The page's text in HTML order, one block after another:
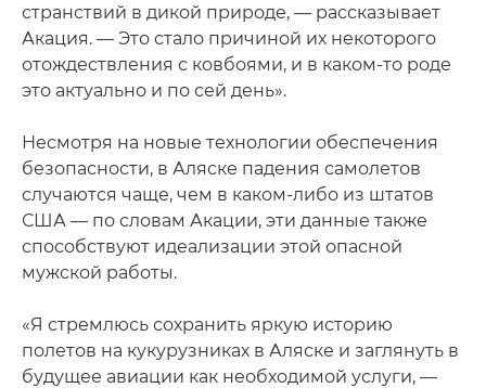
странствий в дикой природе, — рассказывает
Акация. — Это стало причиной их некоторого
отождествления с ковбоями, и в каком-то роде
это актуально и по сей день».
Несмотря на новые технологии обеспечения
безопасности, в Аляске падения самолетов
случаются чаще, чем в каком-либо из штатов
США — по словам Акации, эти данные также
способствуют идеализации этой опасной
мужской работы.
«Я стремлюсь сохранить яркую историю
полетов на кукурузниках в Аляске и заглянуть в
будущее авиации как необходимой услуги, —